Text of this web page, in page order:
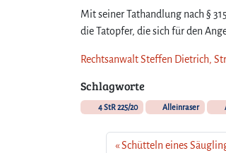
Mit seiner Tathandlung nach §
die Tatopfer, die sich für den
Rechtsanwalt Steffen Dietrich,
Schlagworte
4 StR 225/20 Alleinraser
Schütteln eines